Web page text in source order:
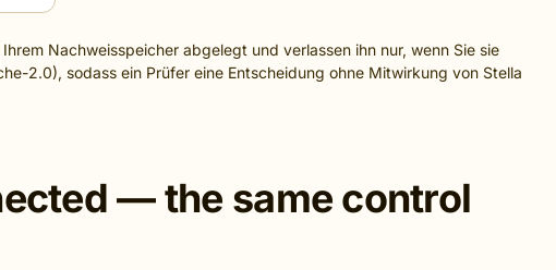
Nachweisspeicher abgelegt und verlassen ihn nur, wenn Sie sie
2.0), sodass ein Prüfer eine Entscheidung ohne Mitwirkung von Stella
— the same control